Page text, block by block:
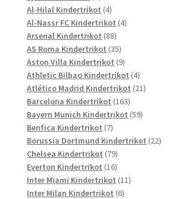
Produkte
Al-Hilal Kindertrikot 44
Produkte
Al-Nassr FC Kindertrikot 44
Arsenal Kindertrikot 8888
Produkte
AS Roma Kindertrikot 3535
Produkte
Aston Villa Kindertrikot 99
Produkte
Athletic Bilbao Kindertrikot 44
Produkte
Atlético Madrid Kindertrikot 2121
Barcelona Kindertrikot 163163
Produkte
Bayern Munich Kindertrikot 5959
Benfica Kindertrikot 77
Produkte
Borussia Dortmund Kindertrikot 2222
Chelsea Kindertrikot 7979
Produkte
Everton Kindertrikot 1616
Produkte
Inter Miami Kindertrikot 1111
Inter Milan Kindertrikot 66